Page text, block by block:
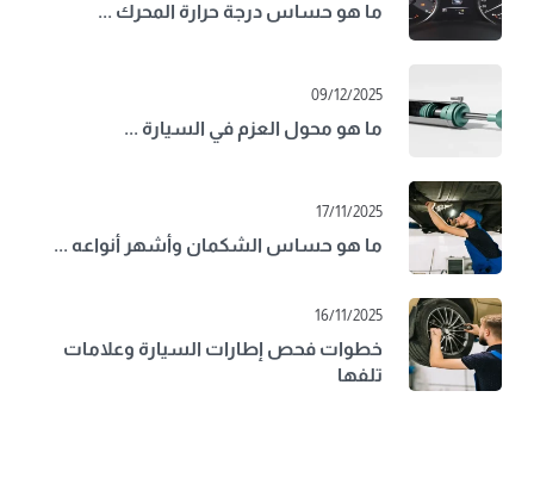
ما هو حساس درجة حرارة المحرك ...
09/12/2025
ما هو محول العزم في السيارة ...
17/11/2025
ما هو حساس الشكمان وأشهر أنواعه ...
16/11/2025
خطوات فحص إطارات السيارة وعلامات
تلفها